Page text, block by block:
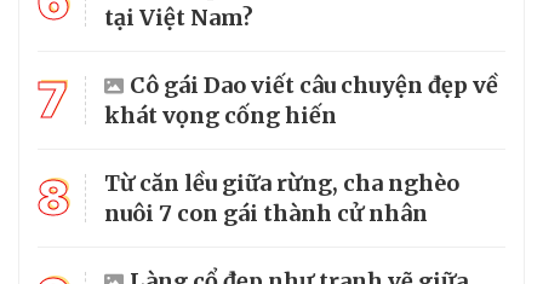
tại Việt Nam?
7
Cô gái Dao viết câu chuyện đẹp về
khát vọng cống hiến
8
Từ căn lều giữa rừng, cha nghèo
nuôi 7 con gái thành cử nhân